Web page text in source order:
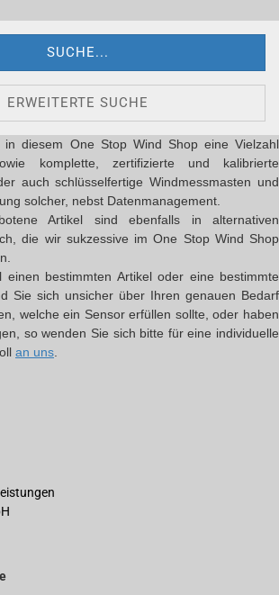
SUCHE...
ERWEITERTE SUCHE
in diesem One Stop Wind Shop eine Vielzahl
komplette, zertifizierte und kalibrierte
auch schlüsselfertige Windmessmasten und
solcher, nebst Datenmanagement.
Artikel sind ebenfalls in alternativen
die wir sukzessive im One Stop Wind Shop
einen bestimmten Artikel oder eine bestimmte
Sie sich unsicher über Ihren genauen Bedarf
welche ein Sensor erfüllen sollte, oder haben
so wenden Sie sich bitte für eine individuelle
an uns